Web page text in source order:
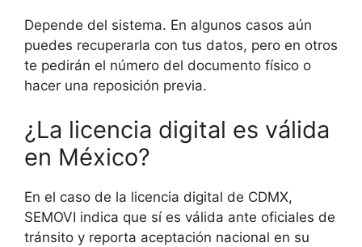
Depende del sistema. En algunos casos aún
puedes recuperarla con tus datos, pero en otros
te pedirán el número del documento físico o
hacer una reposición previa.
¿La licencia digital es válida
en México?
En el caso de la licencia digital de CDMX,
SEMOVI indica que sí es válida ante oficiales de
tránsito y reporta aceptación nacional en su